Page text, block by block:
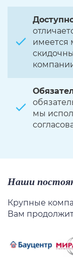
имеется
мы
Наши
Крупные
Вам